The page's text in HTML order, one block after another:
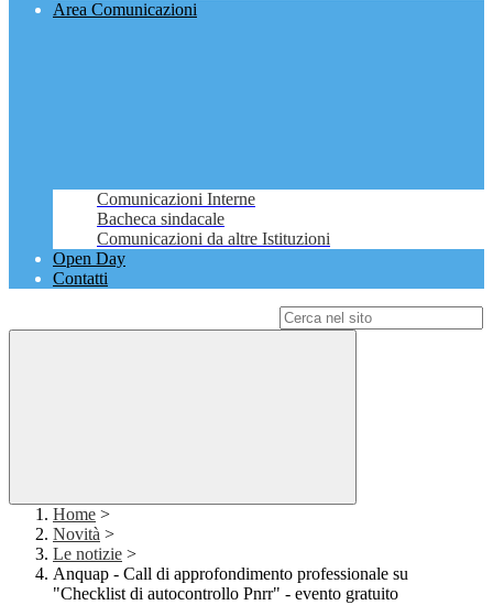
Area Comunicazioni
Comunicazioni Interne
Bacheca sindacale
Comunicazioni da altre Istituzioni
Open Day
Contatti
Home >
Novità >
Le notizie >
Anquap - Call di approfondimento professionale su
"Checklist di autocontrollo Pnrr" - evento gratuito